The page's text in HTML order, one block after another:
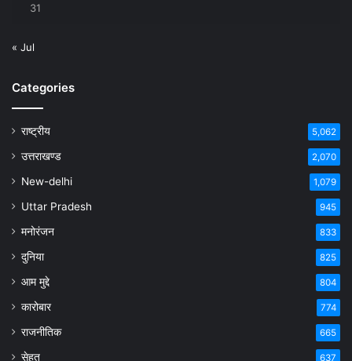
31
« Jul
Categories
राष्ट्रीय 5,062
उत्तराखण्ड 2,070
New-delhi 1,079
Uttar Pradesh 945
मनोरंजन 833
दुनिया 825
आम मुद्दे 804
कारोबार 774
राजनीतिक 665
सेहत 637